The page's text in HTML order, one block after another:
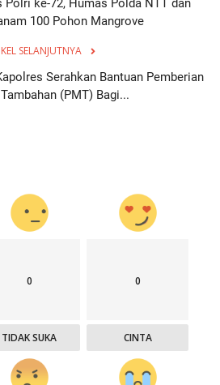
Polri ke-72, Humas Polda NTT dan
100 Pohon Mangrove
SELANJUTNYA
Serahkan Bantuan Pemberian
(PMT) Bagi...
0
TIDAK SUKA
0
CINTA